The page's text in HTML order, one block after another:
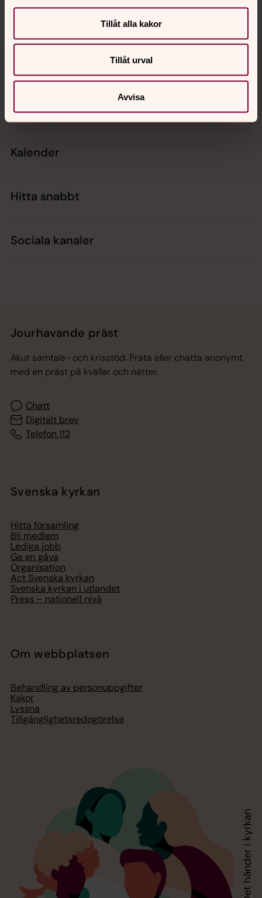
Tillåt alla kakor
Tillåt urval
Avvisa
Tillbaka till toppen
Tillbaka till innehållet
Kontakt
Kalender
Hitta snabbt
Sociala kanaler
Jourhavande präst
Akut samtals- och krisstöd. Prata eller chatta anonymt
med en präst på kvällar och nätter.
Chatt
Digitalt brev
Telefon 112
Svenska kyrkan
Hitta församling
Bli medlem
Lediga jobb
Ge en gåva
Organisation
Act Svenska kyrkan
Svenska kyrkan i utlandet
Press – nationell nivå
Om webbplatsen
Behandling av personuppgifter
Kakor
Lyssna
Tillgänglighetsredogörelse